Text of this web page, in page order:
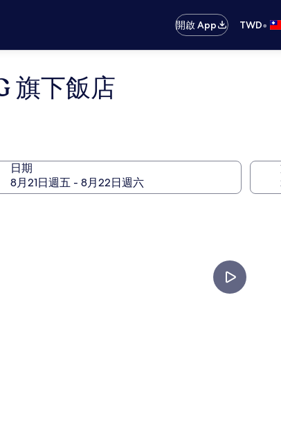
開啟 App TWD•
旗下飯店
日期